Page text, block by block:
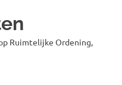
Ruimtelijke Ordening,